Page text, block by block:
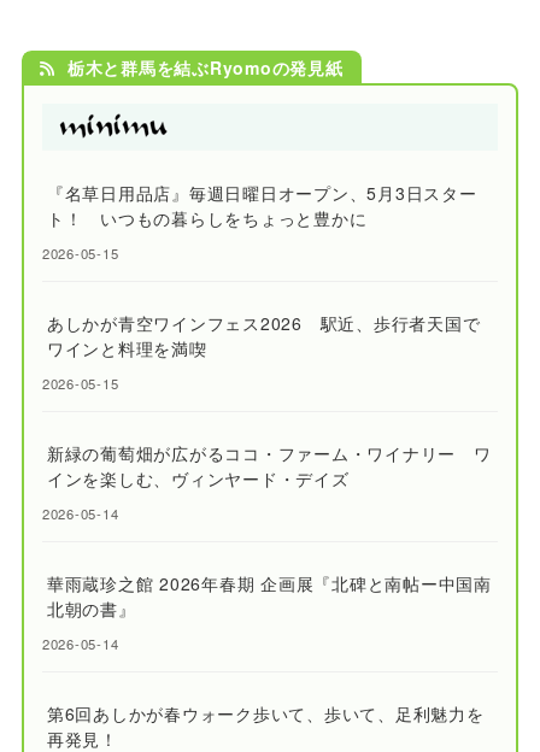
栃木と群馬を結ぶRyomoの発見紙
『名草日用品店』毎週日曜日オープン、5月3日スター
ト！ いつもの暮らしをちょっと豊かに
2026-05-15
あしかが青空ワインフェス2026 駅近、歩行者天国で
ワインと料理を満喫
2026-05-15
新緑の葡萄畑が広がるココ・ファーム・ワイナリー ワ
インを楽しむ、ヴィンヤード・デイズ
2026-05-14
華雨蔵珍之館 2026年春期 企画展『北碑と南帖ー中国南
北朝の書』
2026-05-14
第6回あしかが春ウォーク歩いて、歩いて、足利魅力を
再発見！